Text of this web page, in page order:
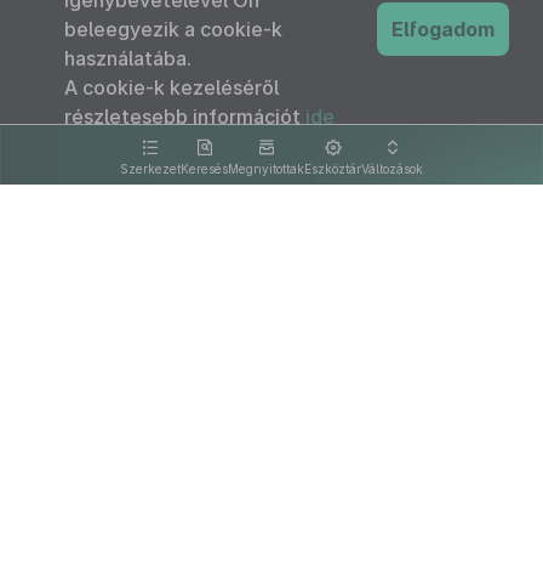
SzerkezetKeresésMegnyitottakEszköztárVáltozások
beleegyezik a cookie-k
használatába.
A cookie-k kezeléséről
részletesebb információt ide
kattintva olvashat.
Elfogadom